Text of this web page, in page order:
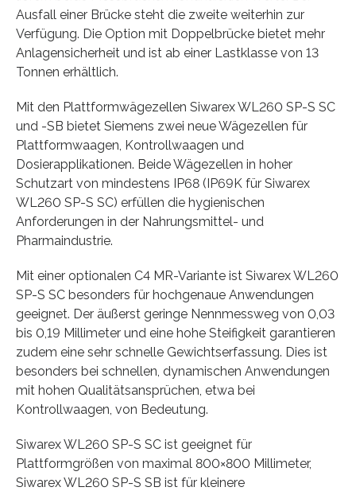
Ausfall einer Brücke steht die zweite weiterhin zur
Verfügung. Die Option mit Doppelbrücke bietet mehr
Anlagensicherheit und ist ab einer Lastklasse von 13
Tonnen erhältlich.
Mit den Plattformwägezellen Siwarex WL260 SP-S SC
und -SB bietet Siemens zwei neue Wägezellen für
Plattformwaagen, Kontrollwaagen und
Dosierapplikationen. Beide Wägezellen in hoher
Schutzart von mindestens IP68 (IP69K für Siwarex
WL260 SP-S SC) erfüllen die hygienischen
Anforderungen in der Nahrungsmittel- und
Pharmaindustrie.
Mit einer optionalen C4 MR-Variante ist Siwarex WL260
SP-S SC besonders für hochgenaue Anwendungen
geeignet. Der äußerst geringe Nennmessweg von 0,03
bis 0,19 Millimeter und eine hohe Steifigkeit garantieren
zudem eine sehr schnelle Gewichtserfassung. Dies ist
besonders bei schnellen, dynamischen Anwendungen
mit hohen Qualitätsansprüchen, etwa bei
Kontrollwaagen, von Bedeutung.
Siwarex WL260 SP-S SC ist geeignet für
Plattformgrößen von maximal 800×800 Millimeter,
Siwarex WL260 SP-S SB ist für kleinere